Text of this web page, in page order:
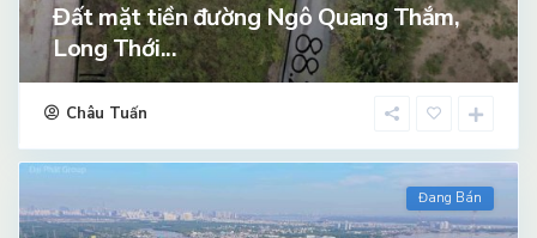
Đất mặt tiền đường Ngô Quang Thắm,
Long Thới...
Châu Tuấn
Đang Bán